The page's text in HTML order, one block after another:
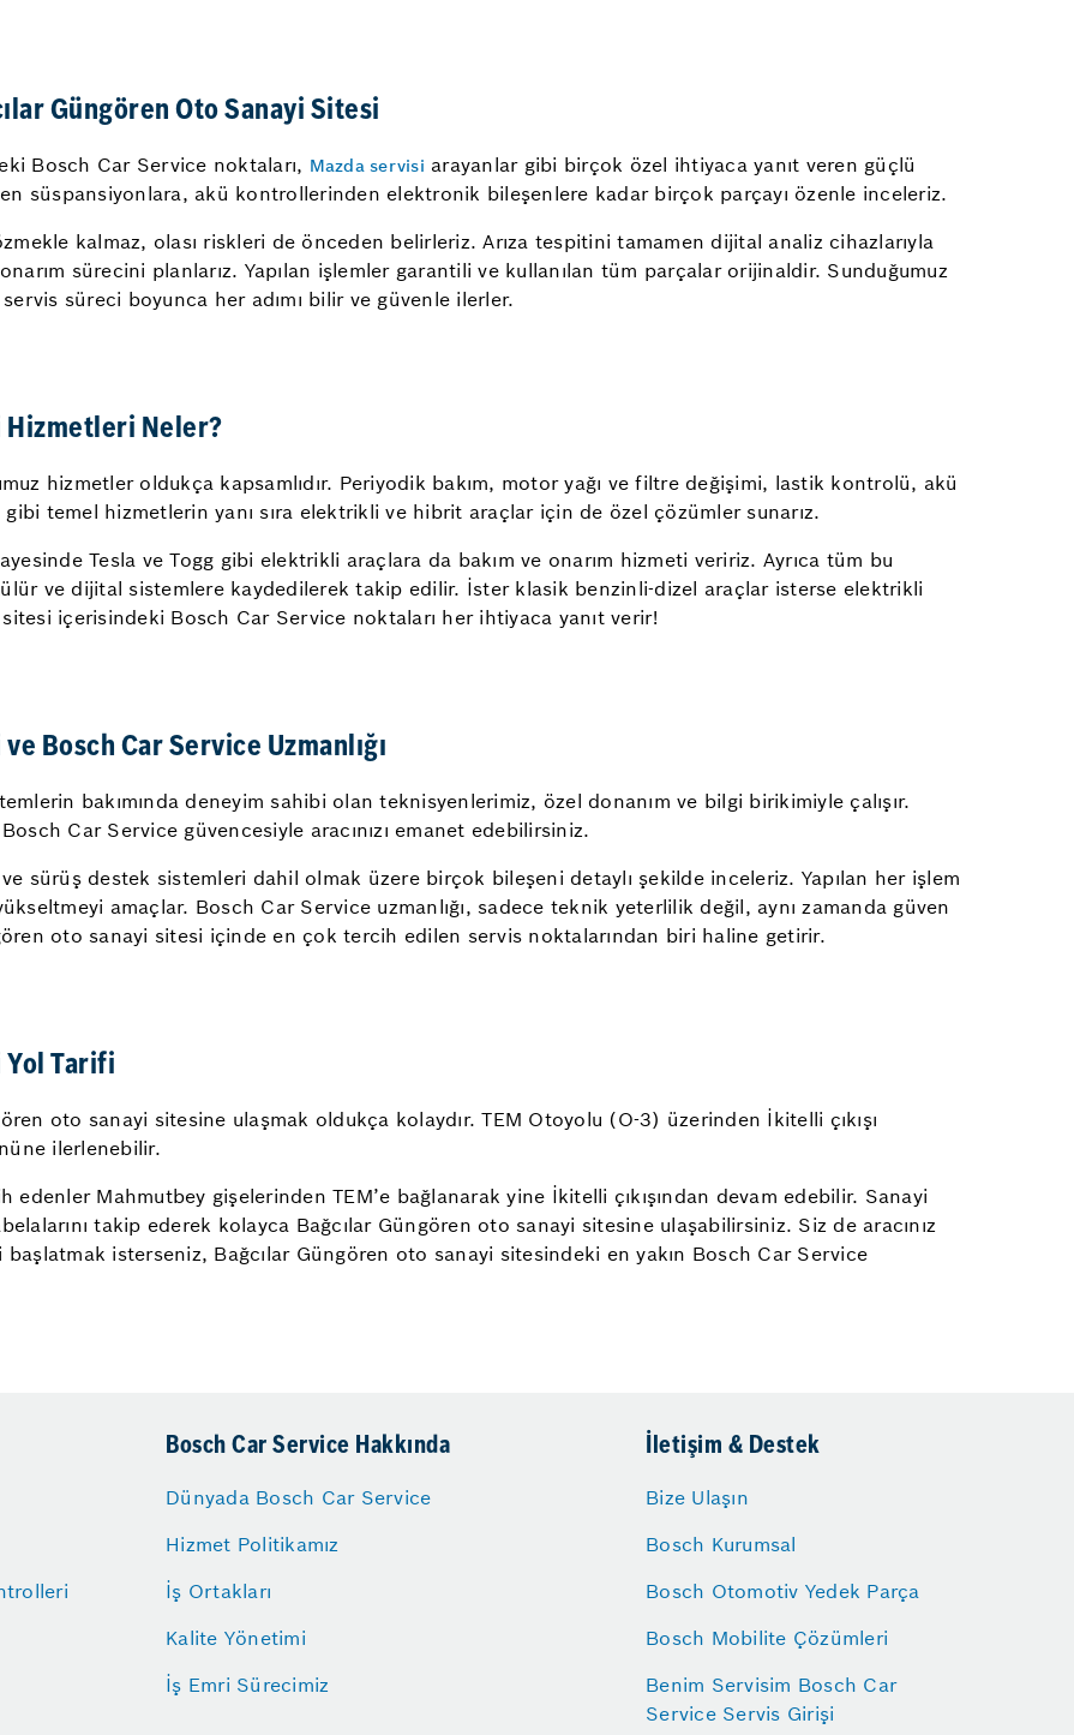
Güngören Oto Sanayi Sitesi
Bosch Car Service noktaları, Mazda servisi arayanlar gibi birçok özel ihtiyaca yanıt veren güçlü
süspansiyonlara, akü kontrollerinden elektronik bileşenlere kadar birçok parçayı özenle inceleriz.
kalmaz, olası riskleri de önceden belirleriz. Arıza tespitini tamamen dijital analiz cihazlarıyla
sürecini planlarız. Yapılan işlemler garantili ve kullanılan tüm parçalar orijinaldir. Sunduğumuz
süreci boyunca her adımı bilir ve güvenle ilerler.
Hizmetleri Neler?
hizmetler oldukça kapsamlıdır. Periyodik bakım, motor yağı ve filtre değişimi, lastik kontrolü, akü
temel hizmetlerin yanı sıra elektrikli ve hibrit araçlar için de özel çözümler sunarız.
Tesla ve Togg gibi elektrikli araçlara da bakım ve onarım hizmeti veririz. Ayrıca tüm bu
ve dijital sistemlere kaydedilerek takip edilir. İster klasik benzinli-dizel araçlar isterse elektrikli
içerisindeki Bosch Car Service noktaları her ihtiyaca yanıt verir!
Bosch Car Service Uzmanlığı
bakımında deneyim sahibi olan teknisyenlerimiz, özel donanım ve bilgi birikimiyle çalışır.
Car Service güvencesiyle aracınızı emanet edebilirsiniz.
sürüş destek sistemleri dahil olmak üzere birçok bileşeni detaylı şekilde inceleriz. Yapılan her işlem
amaçlar. Bosch Car Service uzmanlığı, sadece teknik yeterlilik değil, aynı zamanda güven
oto sanayi sitesi içinde en çok tercih edilen servis noktalarından biri haline getirir.
Yol Tarifi
oto sanayi sitesine ulaşmak oldukça kolaydır. TEM Otoyolu (O-3) üzerinden İkitelli çıkışı
ilerlenebilir.
Mahmutbey gişelerinden TEM’e bağlanarak yine İkitelli çıkışından devam edebilir. Sanayi
takip ederek kolayca Bağcılar Güngören oto sanayi sitesine ulaşabilirsiniz. Siz de aracınız
isterseniz, Bağcılar Güngören oto sanayi sitesindeki en yakın Bosch Car Service
Bosch Car Service Hakkında
Dünyada Bosch Car Service
Hizmet Politikamız
İş Ortakları
Kalite Yönetimi
İş Emri Sürecimiz
İletişim & Destek
Bize Ulaşın
Bosch Kurumsal
Bosch Otomotiv Yedek Parça
Bosch Mobilite Çözümleri
Benim Servisim Bosch Car
Service Servis Girişi